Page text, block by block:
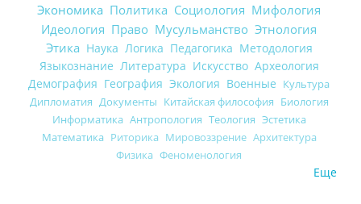
Экономика Политика Социология Мифология
Идеология Право Мусульманство Этнология
Этика Наука Логика Педагогика Методология
Языкознание Литература Искусство Археология
Демография География Экология Военные Культура
Дипломатия Документы Китайская философия Биология
Информатика Антропология Теология Эстетика
Математика Риторика Мировоззрение Архитектура
Физика Феноменология
Еще